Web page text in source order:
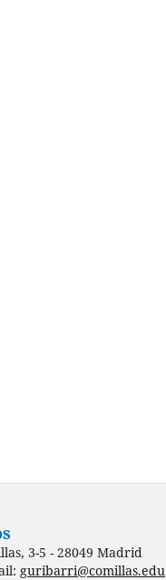
3-5 - 28049 Madrid
guribarri@comillas.edu